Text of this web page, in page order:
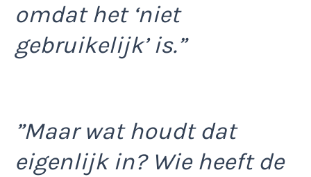
omdat het ‘niet
gebruikelijk’ is.”
”Maar wat houdt dat
eigenlijk in? Wie heeft de